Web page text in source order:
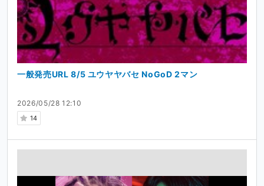
2026/05/28 12:10
14
一般発売URL 8/5 ユウヤヤバセ NoGoD 2マン